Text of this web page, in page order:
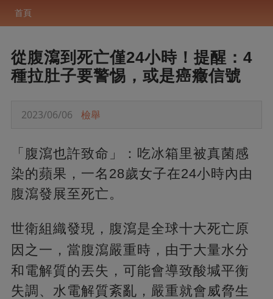
首頁
從腹瀉到死亡僅24小時！提醒：4
種拉肚子要警惕，或是癌癥信號
2023/06/06 檢舉
「腹瀉也許致命」：吃冰箱里被真菌感
染的蘋果，一名28歲女子在24小時內由
腹瀉發展至死亡。
世衛組織發現，腹瀉是全球十大死亡原
因之一，當腹瀉嚴重時， 由于大量水分
和電解質的丟失，可能會導致酸堿平衡
失調、水電解質紊亂，嚴重就會威脅生